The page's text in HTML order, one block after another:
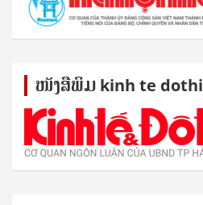
ໜັງ​ສື​ພິມ kinh te dothi